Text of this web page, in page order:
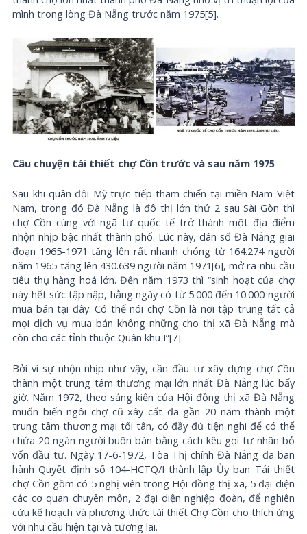
mình trong lòng Đà Nẵng trước năm 1975[5].
Câu chuyện tái thiết chợ Cồn trước và sau năm 1975
Sau khi quân đội Mỹ trực tiếp tham chiến tại miền Nam Việt
Nam, trong đó Đà Nẵng là đô thị lớn thứ 2 sau Sài Gòn thì
chợ Cồn cùng với ngã tư quốc tế trở thành một địa điểm
nhộn nhịp bậc nhất thành phố. Lúc này, dân số Đà Nẵng giai
đoạn 1965-1971 tăng lên rất nhanh chóng từ 164.274 người
năm 1965 tăng lên 430.639 người năm 1971[6], mở ra nhu cầu
tiêu thụ hàng hoá lớn. Đến năm 1973 thì “sinh hoạt của chợ
này hết sức tập nập, hằng ngày có từ 5.000 đến 10.000 người
mua bán tại đây. Có thể nói chợ Cồn là nơi tập trung tất cả
mọi dịch vụ mua bán không những cho thị xã Đà Nẵng mà
còn cho các tỉnh thuộc Quân khu I”[7].
Bởi vì sự nhộn nhịp như vậy, cần đầu tư xây dựng chợ Cồn
thành một trung tâm thương mại lớn nhất Đà Nẵng lúc bấy
giờ. Năm 1972, theo sáng kiến của Hội đồng thị xã Đà Nẵng
muốn biến ngôi chợ cũ xây cất đã gần 20 năm thành một
trung tâm thương mại tối tân, có đầy đủ tiện nghi để có thể
chứa 20 ngàn người buôn bán bằng cách kêu gọi tư nhân bỏ
vốn đầu tư. Ngày 17-6-1972, Tòa Thị chính Đà Nẵng đã ban
hành Quyết định số 104-HCTQ/I thành lập Ủy ban Tái thiết
chợ Cồn gồm có 5 nghị viên trong Hội đồng thị xã, 5 đại diện
các cơ quan chuyên môn, 2 đại diện nghiệp đoàn, để nghiên
cứu kế hoạch và phương thức tái thiết Chợ Cồn cho thích ứng
với nhu cầu hiện tại và tương lai.